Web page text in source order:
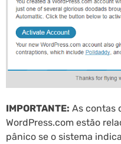
IMPORTANTE: As contas
WordPress.com estão
pânico se o sistema